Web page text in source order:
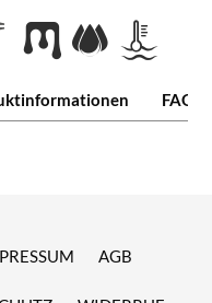
FAQ
AGB